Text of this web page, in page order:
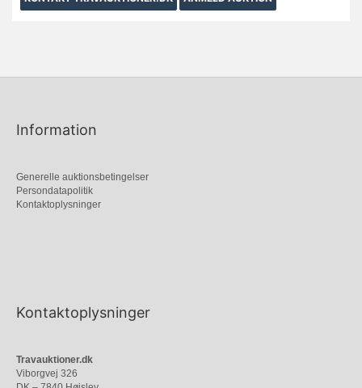
Information
Generelle auktionsbetingelser
Persondatapolitik
Kontaktoplysninger
Kontaktoplysninger
Travauktioner.dk
Viborgvej 326